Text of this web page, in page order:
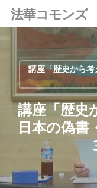
Skip
to
main
content
法華コモンズ
講座「歴史から
講座「歴
日本の偽書